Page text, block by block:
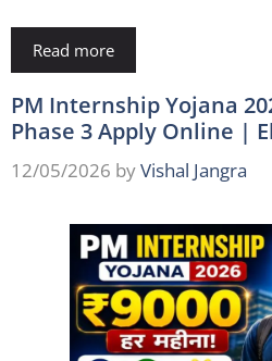
Read more
PM Internship Yojana
Phase 3 Apply Online |
12/05/2026 byVishal Jangra